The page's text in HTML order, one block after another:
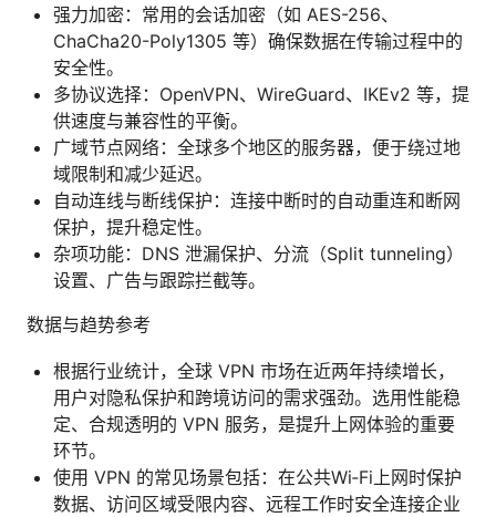
强力加密：常用的会话加密（如 AES-256、
ChaCha20-Poly1305 等）确保数据在传输过程中的
安全性。
多协议选择：OpenVPN、WireGuard、IKEv2 等，提
供速度与兼容性的平衡。
广域节点网络：全球多个地区的服务器，便于绕过地
域限制和减少延迟。
自动连线与断线保护：连接中断时的自动重连和断网
保护，提升稳定性。
杂项功能：DNS 泄漏保护、分流（Split tunneling）
设置、广告与跟踪拦截等。
数据与趋势参考
根据行业统计，全球 VPN 市场在近两年持续增长，
用户对隐私保护和跨境访问的需求强劲。选用性能稳
定、合规透明的 VPN 服务，是提升上网体验的重要
环节。
使用 VPN 的常见场景包括：在公共Wi‑Fi上网时保护
数据、访问区域受限内容、远程工作时安全连接企业